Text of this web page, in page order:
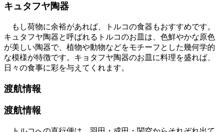
キュタフヤ陶器
もし荷物に余裕があれば、トルコの食器もおすすめです。
キュタフヤ陶器と呼ばれるトルコのお皿は、色鮮やかな原色
が美しい陶器で、植物や動物などをモチーフとした幾何学的
な模様が特徴です。キョタフヤ陶器のお皿に料理を盛れば、
日々の食事に彩を与えてくれます。
渡航情報
渡航情報